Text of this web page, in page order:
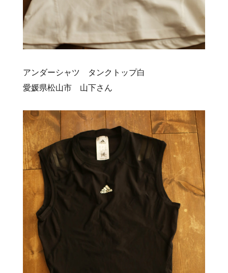
アンダーシャツ タンクトップ白
愛媛県松山市 山下さん